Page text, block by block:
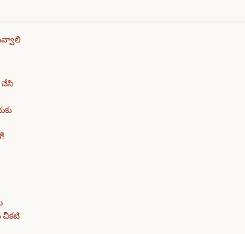
చేసి
చీకటి